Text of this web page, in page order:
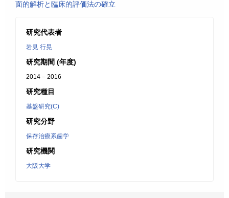
面的解析と臨床的評価法の確立
研究代表者
岩見 行晃
研究期間 (年度)
2014 – 2016
研究種目
基盤研究(C)
研究分野
保存治療系歯学
研究機関
大阪大学